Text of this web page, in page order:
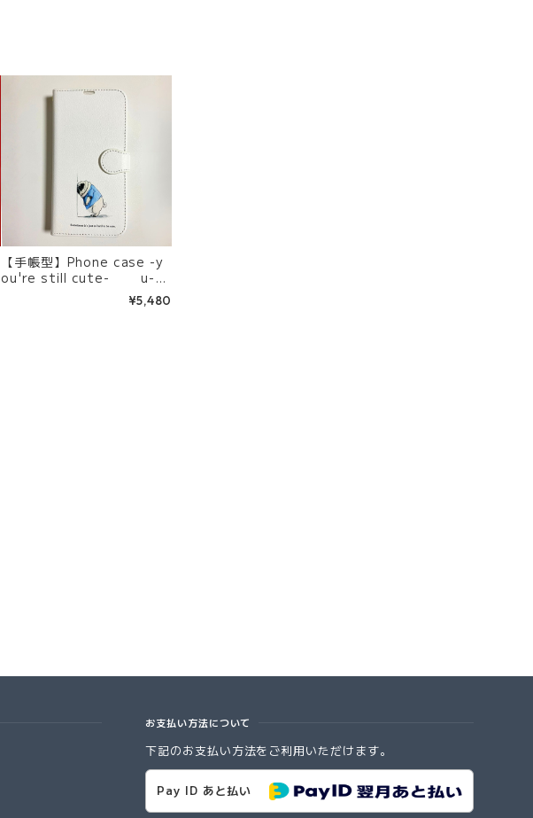
【手帳型】Phone case -y
ou're still cute- u-p
¥5,480
お支払い方法について
下記のお支払い方法をご利用いただけます。
Pay ID あと払い